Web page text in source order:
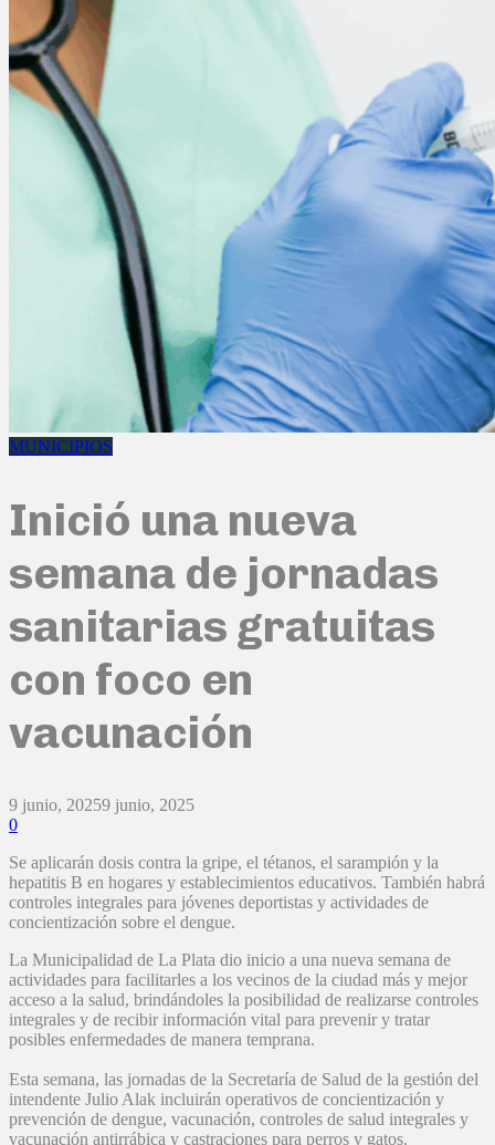
MUNICIPIOS
Inició una nueva
semana de jornadas
sanitarias gratuitas
con foco en
vacunación
9 junio, 20259 junio, 2025
0
Se aplicarán dosis contra la gripe, el tétanos, el sarampión y la
hepatitis B en hogares y establecimientos educativos. También habrá
controles integrales para jóvenes deportistas y actividades de
concientización sobre el dengue.
La Municipalidad de La Plata dio inicio a una nueva semana de
actividades para facilitarles a los vecinos de la ciudad más y mejor
acceso a la salud, brindándoles la posibilidad de realizarse controles
integrales y de recibir información vital para prevenir y tratar
posibles enfermedades de manera temprana.
Esta semana, las jornadas de la Secretaría de Salud de la gestión del
intendente Julio Alak incluirán operativos de concientización y
prevención de dengue, vacunación, controles de salud integrales y
vacunación antirrábica y castraciones para perros y gatos.